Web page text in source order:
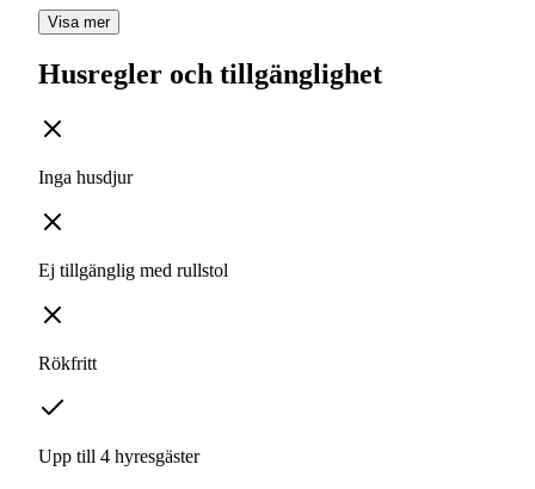
Visa mer
Husregler och tillgänglighet
Inga husdjur
Ej tillgänglig med rullstol
Rökfritt
Upp till 4 hyresgäster